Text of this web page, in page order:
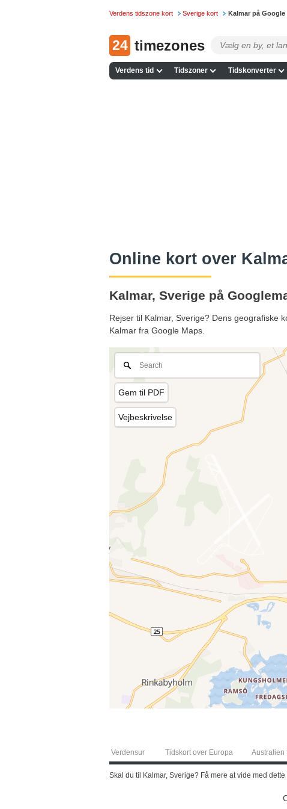
Verdens tidszone kort Sverige kort Kalmar på Google
24 timezones
Verdens tid Tidszoner Tidskonverter
Online kort over
Kalmar, Sverige på
Rejser til Kalmar, Sverige? Dens geografiske
Kalmar fra Google Maps.
Gem til PDF
Vejbeskrivelse
Verdensur Tidskort over Europa Australien
Skal du til Kalmar, Sverige? Få mere at vide med